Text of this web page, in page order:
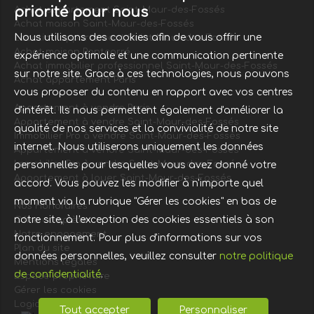
Achat appartement Saint-Maur-des-Fossés
Achat maison Saint-Maur-des-Fossés
Location appartement Saint-Maur-des-Fossés
Achat maison Pontcarré
Achat immobilier professionnel Saint-Maur-des-Fossés
Achat appartement Paris
Appartement à vendre Paris
Appartement à vendre Saint-Maur-des-Fossés
Immobilier Pro à vendre Saint-Maur-des-Fossés
Appartement à vendre Saint-Maur-des-Fossés
Immobilier Pro à vendre Saint-Maur-des-Fossés
Appartement à louer Saint-Maur-des-Fossés
Nos Honoraires
Offre complète
Notre engagement
Plan du site
Mentions légales
Espace propriétaire
Gérer les cookies
Logiciel de transaction
priorité pour nous
Nous utilisons des cookies afin de vous offrir une
expérience optimale et une communication pertinente
sur notre site. Grace à ces technologies, nous pouvons
vous proposer du contenu en rapport avec vos centres
d'intérêt. Ils nous permettent également d'améliorer la
qualité de nos services et la convivialité de notre site
internet. Nous utiliserons uniquement les données
personnelles pour lesquelles vous avez donné votre
accord. Vous pouvez les modifier à n'importe quel
moment via la rubrique "Gérer les cookies" en bas de
notre site, à l'exception des cookies essentiels à son
fonctionnement. Pour plus d'informations sur vos
données personnelles, veuillez consulter notre politique
de confidentialité.
Tout accepter Personnaliser